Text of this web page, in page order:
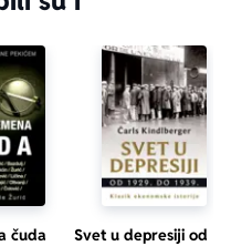
čuda
Svet u depresiji od